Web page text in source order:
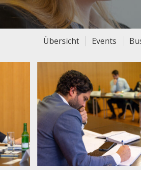
Übersicht Events